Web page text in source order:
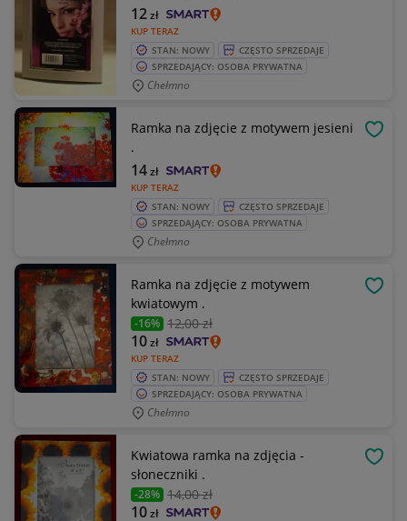
KUP TERAZ
12zł
STAN: NOWY
CZĘSTO SPRZEDAJE
SPRZEDAJĄCY: OSOBA PRYWATNA
Chełmno
Ramka na zdjęcie z motywem jesieni
.
KUP TERAZ
14zł
STAN: NOWY
CZĘSTO SPRZEDAJE
SPRZEDAJĄCY: OSOBA PRYWATNA
Chełmno
Ramka na zdjęcie z motywem
kwiatowym .
-16% 12,00 zł
KUP TERAZ
10zł
STAN: NOWY
CZĘSTO SPRZEDAJE
SPRZEDAJĄCY: OSOBA PRYWATNA
Chełmno
Kwiatowa ramka na zdjęcia -
słoneczniki .
-28% 14,00 zł
10zł